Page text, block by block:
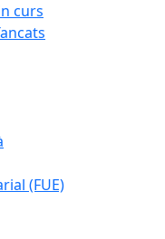
curs
(FUE)